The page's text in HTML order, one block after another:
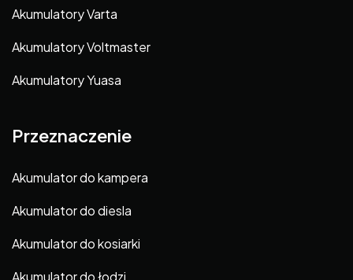
Akumulatory Varta
Akumulatory Voltmaster
Akumulatory Yuasa
Przeznaczenie
Akumulator do kampera
Akumulator do diesla
Akumulator do kosiarki
Akumulator do łodzi